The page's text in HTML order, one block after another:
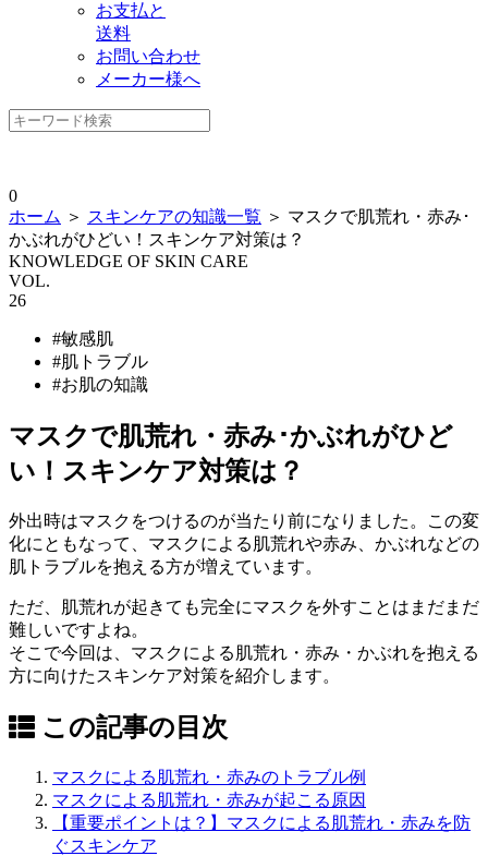
お支払と
送料
お問い合わせ
メーカー様へ
0
ホーム ＞ スキンケアの知識一覧 ＞ マスクで肌荒れ・赤み･
かぶれがひどい！スキンケア対策は？
KNOWLEDGE OF SKIN CARE
VOL.
26
#敏感肌
#肌トラブル
#お肌の知識
マスクで肌荒れ・赤み･かぶれがひど
い！スキンケア対策は？
外出時はマスクをつけるのが当たり前になりました。この変
化にともなって、マスクによる肌荒れや赤み、かぶれなどの
肌トラブルを抱える方が増えています。
ただ、肌荒れが起きても完全にマスクを外すことはまだまだ
難しいですよね。
そこで今回は、マスクによる肌荒れ・赤み・かぶれを抱える
方に向けたスキンケア対策を紹介します。
この記事の目次
マスクによる肌荒れ・赤みのトラブル例
マスクによる肌荒れ・赤みが起こる原因
【重要ポイントは？】マスクによる肌荒れ・赤みを防
ぐスキンケア